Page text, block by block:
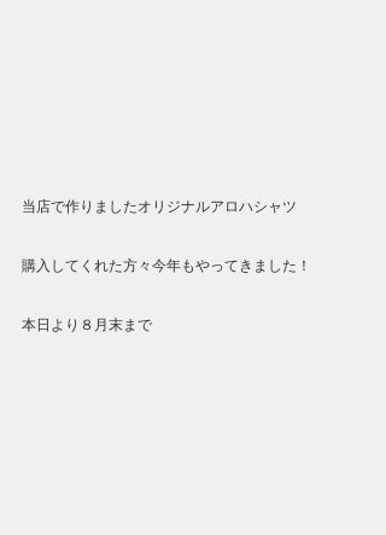
当店で作りましたオリジナルアロハシャツ
購入してくれた方々今年もやってきました！
本日より８月末まで